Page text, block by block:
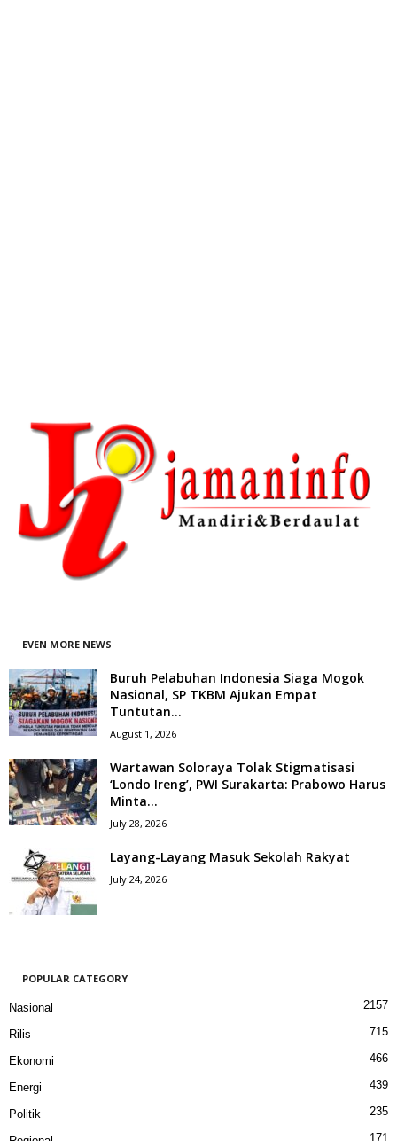
EVEN MORE NEWS
Buruh Pelabuhan Indonesia Siaga Mogok
Nasional, SP TKBM Ajukan Empat
Tuntutan...
August 1, 2026
Wartawan Soloraya Tolak Stigmatisasi
‘Londo Ireng’, PWI Surakarta: Prabowo Harus
Minta...
July 28, 2026
Layang-Layang Masuk Sekolah Rakyat
July 24, 2026
POPULAR CATEGORY
Nasional 2157
Rilis 715
Ekonomi 466
Energi 439
Politik 235
171